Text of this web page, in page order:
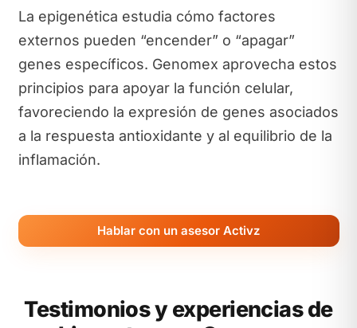
La epigenética estudia cómo factores
externos pueden “encender” o “apagar”
genes específicos. Genomex aprovecha estos
principios para apoyar la función celular,
favoreciendo la expresión de genes asociados
a la respuesta antioxidante y al equilibrio de la
inflamación.
Hablar con un asesor Activz
Testimonios y experiencias de